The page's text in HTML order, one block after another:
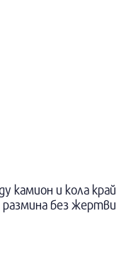
камион и кола край
без жертви